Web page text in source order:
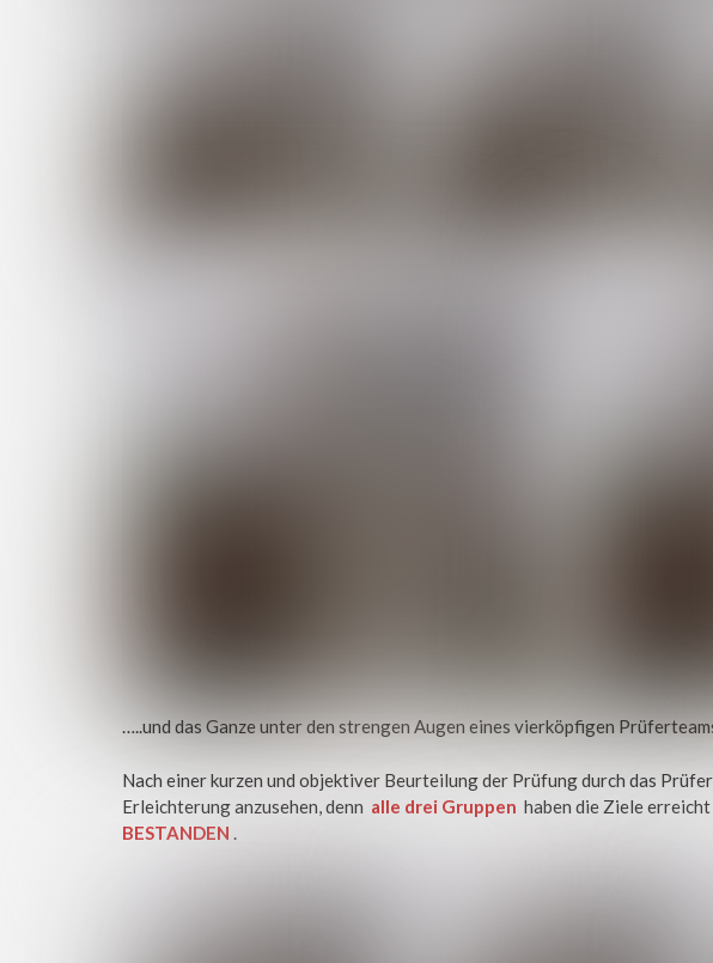
…..und das Ganze unter den strengen Augen eines vierköpfigen
Nach einer kurzen und objektiver Beurteilung der Prüfung durch das
Erleichterung anzusehen, denn alle drei Gruppen haben die Ziele
BESTANDEN